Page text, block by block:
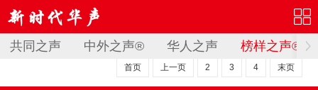
共同之声 中外之声® 华人之声 榜样之声®
首页 上一页 2 3 4 末页